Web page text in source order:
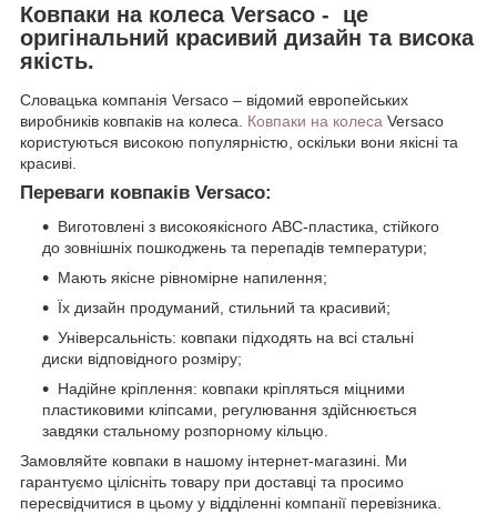
Ковпаки на колеса Versaco - це
оригінальний красивий дизайн та висока
якість.
Словацька компанія Versaco – відомий европейських
виробників ковпаків на колеса. Ковпаки на колеса Versaco
користуються високою популярністю, оскільки вони якісні та
красиві.
Переваги ковпаків Versaco:
Виготовлені з високоякісного АВС-пластика, стійкого
до зовнішніх пошкоджень та перепадів температури;
Мають якісне рівномірне напилення;
Їх дизайн продуманий, стильний та красивий;
Універсальність: ковпаки підходять на всі стальні
диски відповідного розміру;
Надійне кріплення: ковпаки кріпляться міцними
пластиковими кліпсами, регулювання здійснюється
завдяки стальному розпорному кільцю.
Замовляйте ковпаки в нашому інтернет-магазині. Ми
гарантуємо цілісніть товару при доставці та просимо
пересвідчитися в цьому у відділенні компанії перевізника.